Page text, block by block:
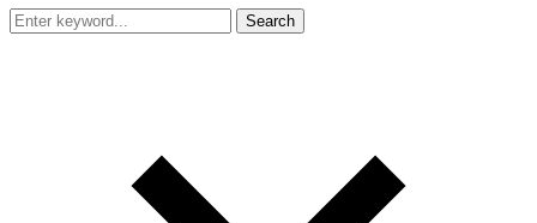
Search